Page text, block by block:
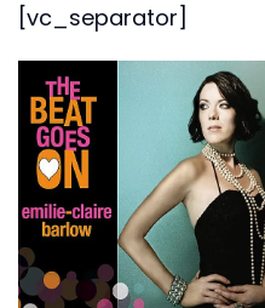
[vc_separator]